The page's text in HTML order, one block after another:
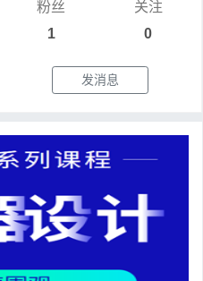
粉丝
1
关注
0
发消息